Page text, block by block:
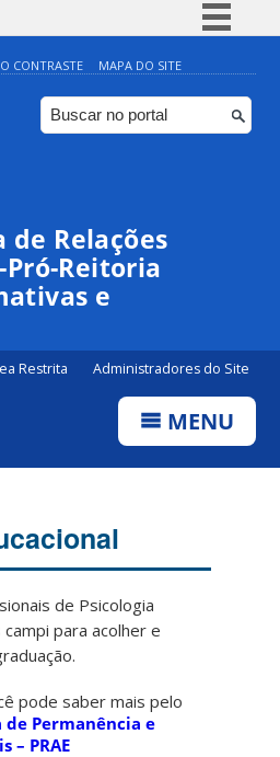
Simplifique!
Comunica BR
Participe
Canais
CONTRASTE MAPA DO SITE
de Relações
Pró-Reitoria
e
Restrita Administradores do Site
MENU
de Psicologia
para acolher e
pode saber mais pelo
de Permanência e
– PRAE